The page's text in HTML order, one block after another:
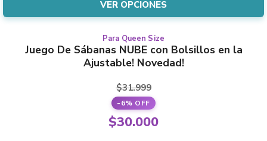
is:
$19.500.
VER OPCIONES
be
chosen
on
the
product
page
Para Queen Size
Juego De Sábanas NUBE con Bolsillos en la
Ajustable! Novedad!
$31.999
-6% OFF
Original
price
$30.000
This
product
has
multiple
variants.
The
options